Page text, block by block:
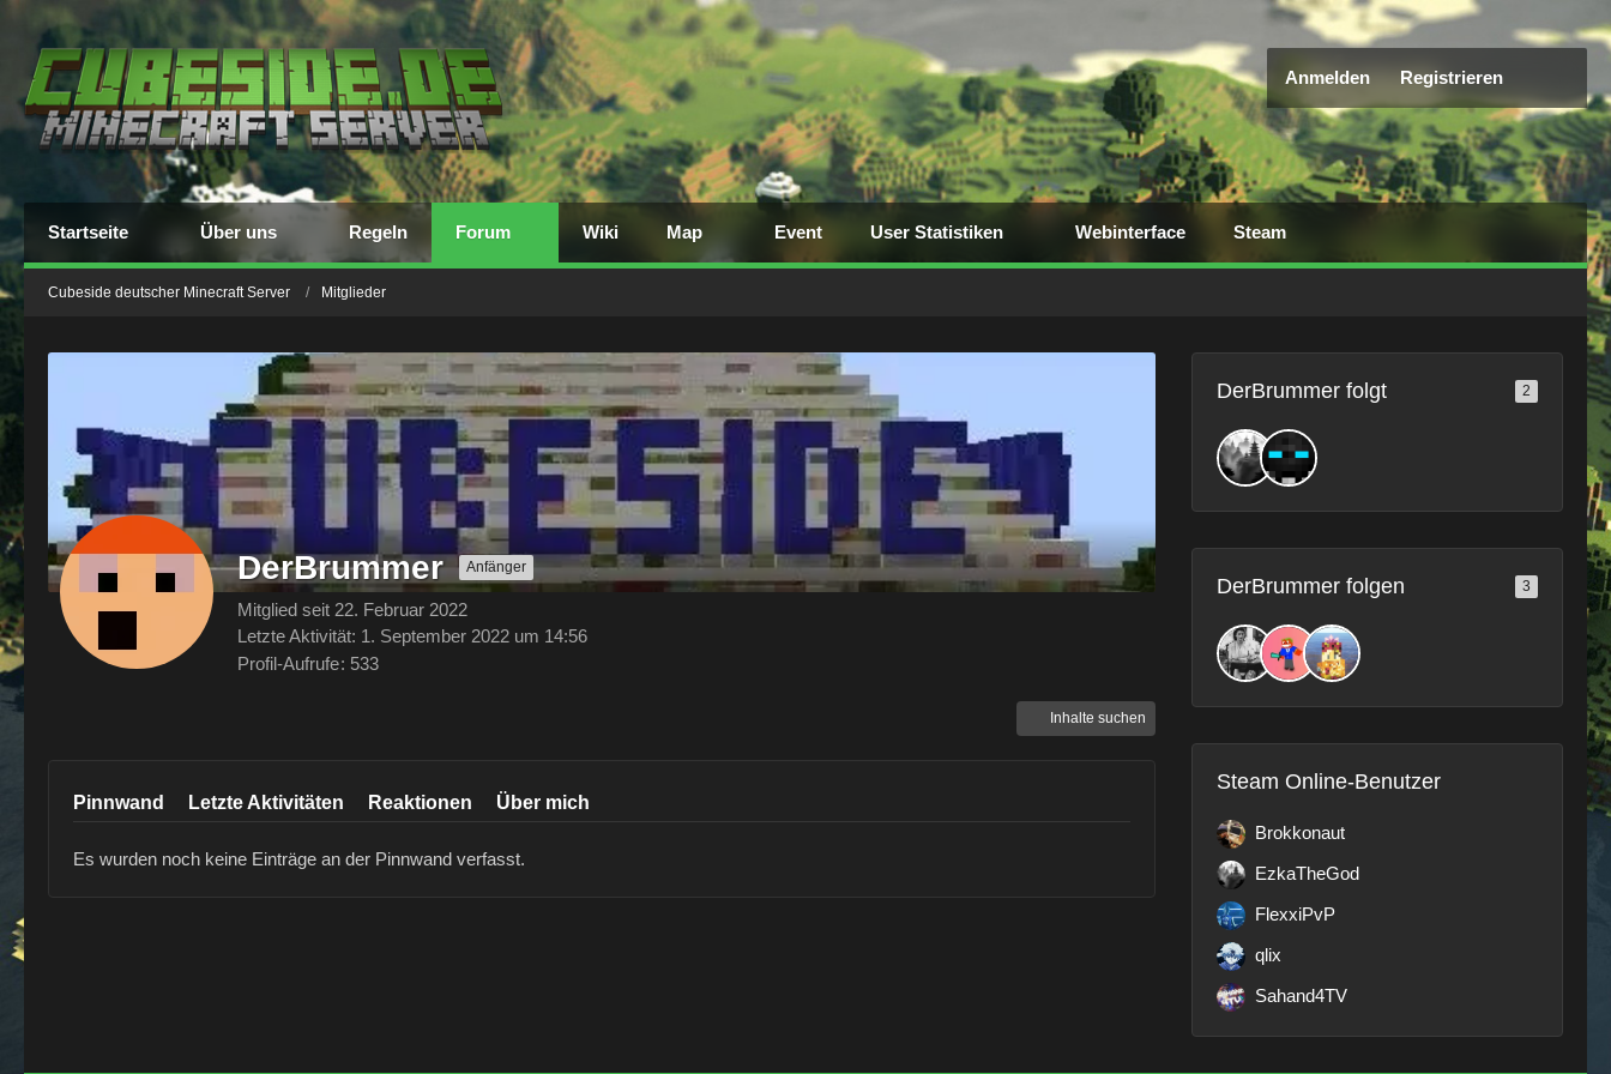
Anmelden Registrieren
Startseite Über uns Regeln Forum Wiki Map Event User Statistiken Webinterface Steam
Cubeside deutscher Minecraft Server Mitglieder
DerBrummer Anfänger
Mitglied seit 22. Februar 2022
Letzte Aktivität: 1. September 2022 um 14:56
Profil-Aufrufe 533
Inhalte suchen
Pinnwand Letzte Aktivitäten Reaktionen Über mich
Es wurden noch keine Einträge an der Pinnwand verfasst.
DerBrummer folgt 2
DerBrummer folgen 3
Steam Online-Benutzer
Brokkonaut
EzkaTheGod
FlexxiPvP
qlix
Sahand4TV